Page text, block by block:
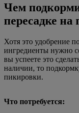
Чем
пересадке на
Хотя это удобрение
ингредиенты нужно
вы успеете это
наличии, то
пикировки.
Что потребуется: